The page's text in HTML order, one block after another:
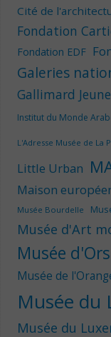
Cité de
Fondation
Fondation EDF
Galeries
Gallimard
Institut du Monde
L'Adresse Musée de La
Little Urban
Maison
Musée Bourdelle
Musée d'Art
Musée
Musée de
Musée du
Musée du